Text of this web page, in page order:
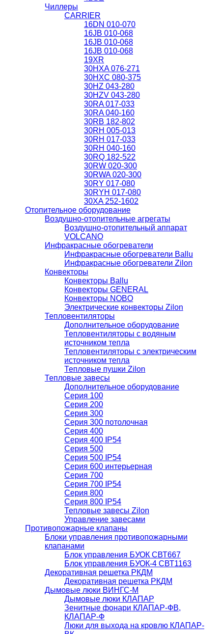
Чиллеры
CARRIER
16DN 010-070
16JB 010-068
16JB 010-068
16JB 010-068
19XR
30HXA 076-271
30HXС 080-375
30HZ 043-280
30HZV 043-280
30RA 017-033
30RA 040-160
30RB 182-802
30RH 005-013
30RH 017-033
30RH 040-160
30RQ 182-522
30RW 020-300
30RWA 020-300
30RY 017-080
30RYH 017-080
30XA 252-1602
Отопительное оборудование
Воздушно-отопительные агрегаты
Воздушно-отопительный аппарат
VOLCANO
Инфракрасные обогреватели
Инфракрасные обогреватели Ballu
Инфракрасные обогреватели Zilon
Конвекторы
Конвекторы Ballu
Конвекторы GENERAL
Конвекторы NOBO
Электрические конвекторы Zilon
Тепловентиляторы
Дополнительное оборудование
Тепловентиляторы с водяным
источником тепла
Тепловентиляторы с электрическим
источником тепла
Тепловые пушки Zilon
Тепловые завесы
Дополнительное оборудование
Серия 100
Серия 200
Серия 300
Серия 300 потолочная
Серия 400
Серия 400 IP54
Серия 500
Серия 500 IP54
Серия 600 интерьерная
Серия 700
Серия 700 IP54
Серия 800
Серия 800 IP54
Тепловые завесы Zilon
Управление завесами
Противопожарные клапаны
Блоки управления противопожарными
клапанами
Блок управления БУОК СВТ667
Блок управления БУОК-4 СВТ1163
Декоративная решетка РКДМ
Декоративная решетка РКДМ
Дымовые люки ВИНГС-М
Дымовые люки КЛАПАР
Зенитные фонари КЛАПАР-ФВ,
КЛАПАР-Ф
Люки для выхода на кровлю КЛАПАР-